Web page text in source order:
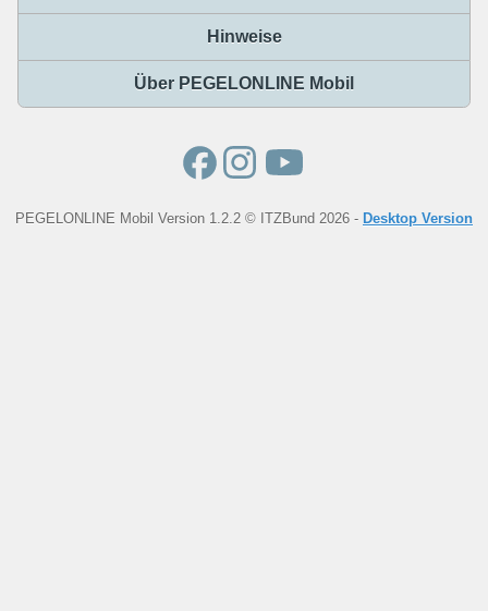
Hinweise
Über PEGELONLINE Mobil
PEGELONLINE Mobil Version 1.2.2 © ITZBund 2026 - Desktop Version